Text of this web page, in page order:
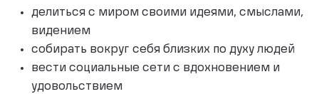
делиться с миром своими идеями, смыслами,
видением
собирать вокруг себя близких по духу людей
вести социальные сети с вдохновением и
удовольствием